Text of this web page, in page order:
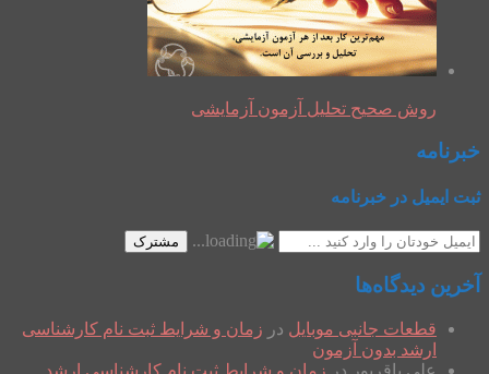
روش صحیح تحلیل آزمون آزمایشی
خبرنامه
ثبت ایمیل در خبرنامه
مشترک
آخرین دیدگاه‌ها
قطعات جانبی موبایل در زمان و شرایط ثبت نام کارشناسی
ارشد بدون آزمون
علی باقرپور در زمان و شرایط ثبت نام کارشناسی ارشد